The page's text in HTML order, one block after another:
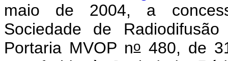
maio de 2004, a
Sociedade de
Portaria MVOP no480, de